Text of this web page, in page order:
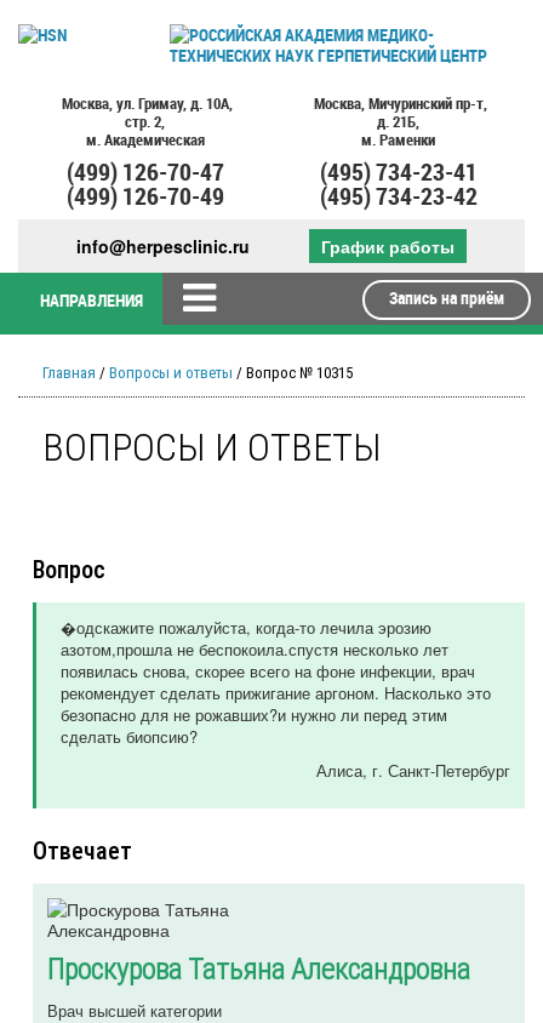
Москва, ул. Гримау, д. 10А,
стр. 2,
м. Академическая
(499)126-70-47
(499)126-70-49
Москва, Мичуринский пр-т,
д. 21Б,
м. Раменки
(495)734-23-41
(495)734-23-42
info@herpesclinic.ru График работы
НАПРАВЛЕНИЯ Запись на приём
Главная / Вопросы и ответы / Вопрос № 10315
ВОПРОСЫ И ОТВЕТЫ
Вопрос
�одскажите пожалуйста, когда-то лечила эрозию
азотом,прошла не беспокоила.спустя несколько лет
появилась снова, скорее всего на фоне инфекции, врач
рекомендует сделать прижигание аргоном. Насколько это
безопасно для не рожавших?и нужно ли перед этим
сделать биопсию?
Алиса, г. Санкт-Петербург
Отвечает
Проскурова Татьяна Александровна
Врач высшей категории